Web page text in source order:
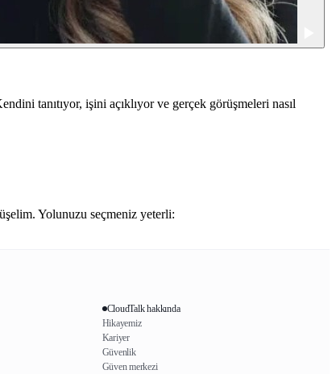
tanıtıyor, işini açıklıyor ve gerçek görüşmeleri nasıl
Yolunuzu seçmeniz yeterli:
CloudTalk hakkında
Hikayemiz
Kariyer
Güvenlik
Güven merkezi